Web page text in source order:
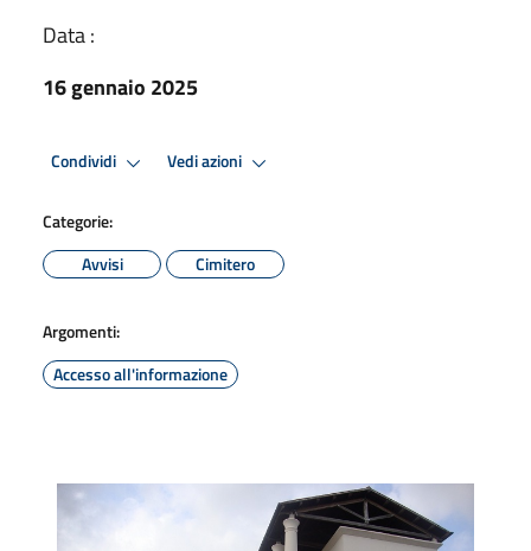
Data :
16 gennaio 2025
Condividi Vedi azioni
Categorie:
Avvisi
Cimitero
Argomenti:
Accesso all'informazione